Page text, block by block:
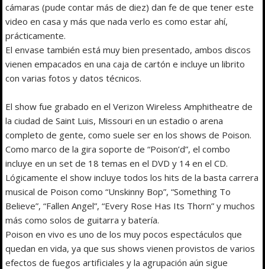
cámaras (pude contar más de diez) dan fe de que tener este
video en casa y más que nada verlo es como estar ahí,
prácticamente.
El envase también está muy bien presentado, ambos discos
vienen empacados en una caja de cartón e incluye un librito
con varias fotos y datos técnicos.
El show fue grabado en el Verizon Wireless Amphitheatre de
la ciudad de Saint Luis, Missouri en un estadio o arena
completo de gente, como suele ser en los shows de Poison.
Como marco de la gira soporte de “Poison’d”, el combo
incluye en un set de 18 temas en el DVD y 14 en el CD.
Lógicamente el show incluye todos los hits de la basta carrera
musical de Poison como “Unskinny Bop”, “Something To
Believe”, “Fallen Angel”, “Every Rose Has Its Thorn” y muchos
más como solos de guitarra y batería.
Poison en vivo es uno de los muy pocos espectáculos que
quedan en vida, ya que sus shows vienen provistos de varios
efectos de fuegos artificiales y la agrupación aún sigue